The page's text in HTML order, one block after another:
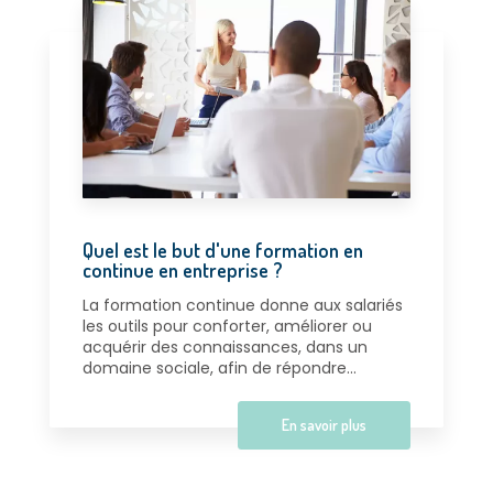
Quel est le but d'une formation en
continue en entreprise ?
La formation continue donne aux salariés
les outils pour conforter, améliorer ou
acquérir des connaissances, dans un
domaine sociale, afin de répondre...
En savoir plus